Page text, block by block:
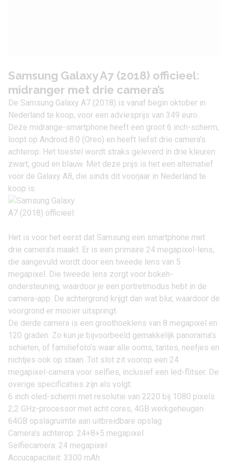
Samsung Galaxy A7 (2018) officieel:
midranger met drie camera’s
De Samsung Galaxy A7 (2018) is vanaf begin oktober in
Nederland te koop, voor een adviesprijs van 349 euro.
Deze midrange-smartphone heeft een groot 6 inch-scherm,
loopt op Android 8.0 (Oreo) en heeft liefst drie camera’s
achterop. Het toestel wordt straks geleverd in drie kleuren:
zwart, goud en blauw. Met deze prijs is het een alternatief
voor de Galaxy A8, die sinds dit voorjaar in Nederland te
koop is.
Het is voor het eerst dat Samsung een smartphone met
drie camera’s maakt. Er is een primaire 24 megapixel-lens,
die aangevuld wordt door een tweede lens van 5
megapixel. Die tweede lens zorgt voor bokeh-
ondersteuning, waardoor je een portretmodus hebt in de
camera-app. De achtergrond krijgt dan wat blur, waardoor de
voorgrond er mooier uitspringt.
De derde camera is een groothoeklens van 8 megapixel en
120 graden. Zo kun je bijvoorbeeld gemakkelijk panorama’s
schieten, of familiefoto’s waar alle ooms, tantes, neefjes en
nichtjes ook op staan. Tot slot zit voorop een 24
megapixel-camera voor selfies, inclusief een led-flitser. De
overige specificaties zijn als volgt:
6 inch oled-scherm met resolutie van 2220 bij 1080 pixels
2,2 GHz-processor met acht cores, 4GB werkgeheugen
64GB opslagruimte aan uitbreidbare opslag
Camera’s achterop: 24+8+5 megapixel
Selfiecamera: 24 megapixel
Accucapaciteit: 3300 mAh